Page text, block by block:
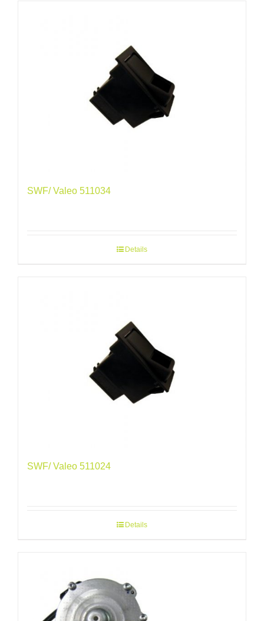
SWF/ Valeo 511034
Details
SWF/ Valeo 511024
Details